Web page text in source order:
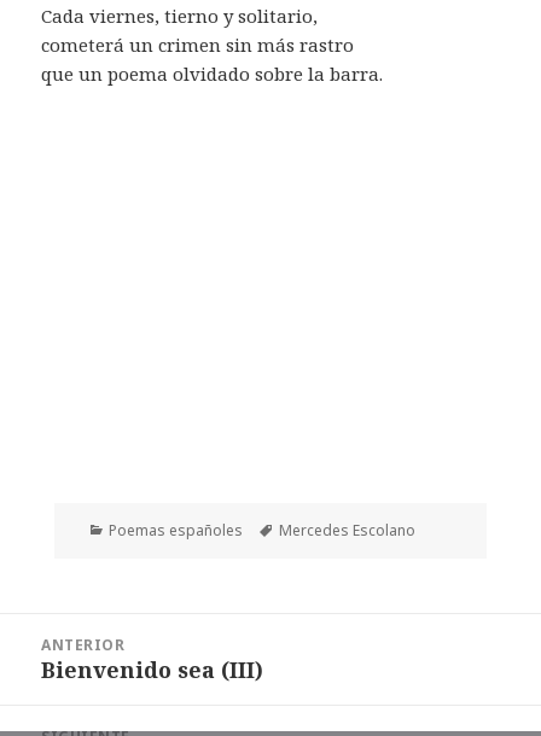
Cada viernes, tierno y solitario,
cometerá un crimen sin más rastro
que un poema olvidado sobre la barra.
Categorías
Poemas españoles Etiquetas
Mercedes Escolano
entradas
ANTERIOR
Entrada
Bienvenido sea (III)